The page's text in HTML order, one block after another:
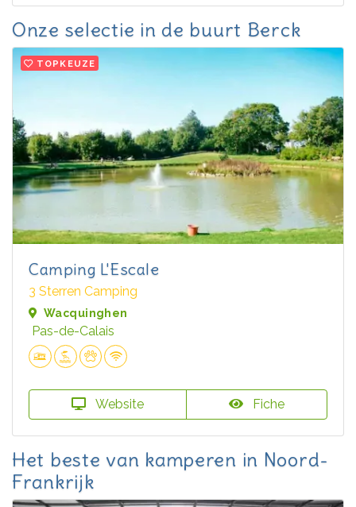
Onze selectie in de buurt Berck
TOPKEUZE
Camping L'Escale
3 Sterren Camping
Wacquinghen
Pas-de-Calais
Website Fiche
Het beste van kamperen in Noord-
Frankrijk